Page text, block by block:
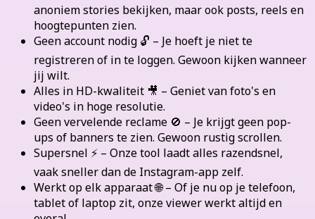
anoniem stories bekijken, maar ook posts, reels en
hoogtepunten zien.
Geen account nodig 🔓 – Je hoeft je niet te
registreren of in te loggen. Gewoon kijken wanneer
jij wilt.
Alles in HD-kwaliteit 🎥 – Geniet van foto's en
video's in hoge resolutie.
Geen vervelende reclame 🚫 – Je krijgt geen pop-
ups of banners te zien. Gewoon rustig scrollen.
Supersnel ⚡ – Onze tool laadt alles razendsnel,
vaak sneller dan de Instagram-app zelf.
Werkt op elk apparaat 🌐 – Of je nu op je telefoon,
tablet of laptop zit, onze viewer werkt altijd en